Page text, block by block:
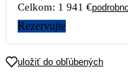
Celkom: 1 941 €
Rezervujte
uložiť do obľúbených